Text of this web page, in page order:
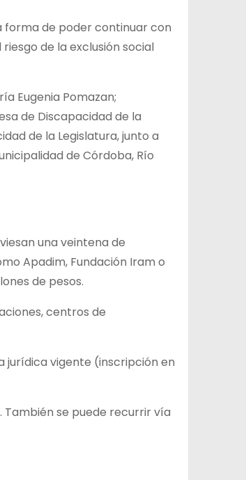
de poder continuar con
de la exclusión social
Eugenia Pomazan;
de Discapacidad de la
de la Legislatura, junto a
de Córdoba, Río
una veintena de
Apadim, Fundación Iram o
de pesos.
centros de
jurídica vigente (inscripción en
se puede recurrir vía